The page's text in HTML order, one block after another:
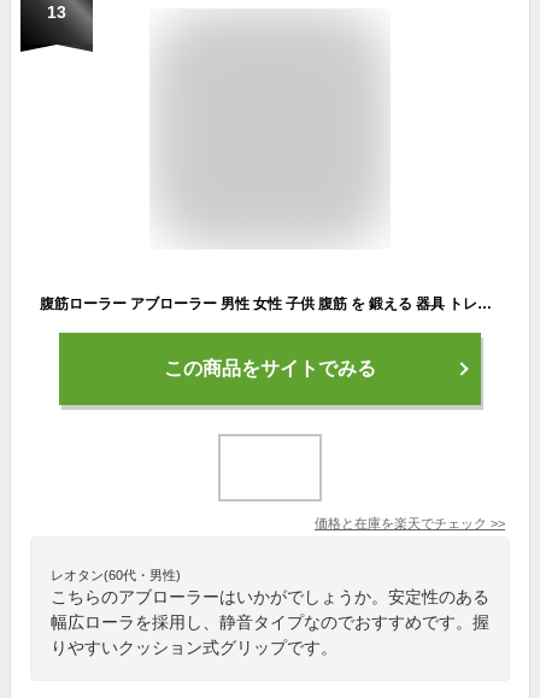
13
腹筋ローラー アブローラー 男性 女性 子供 腹筋 を 鍛える 器具 トレーニング マシン シックスパック 腹筋マシン エクササイズ ローラー フィットネス ダイエット アブホイール 静音 静か 簡単
この商品をサイトでみる
価格と在庫を楽天でチェック >>
レオタン(60代・男性)
こちらのアブローラーはいかがでしょうか。安定性のある
幅広ローラを採用し、静音タイプなのでおすすめです。握
りやすいクッション式グリップです。